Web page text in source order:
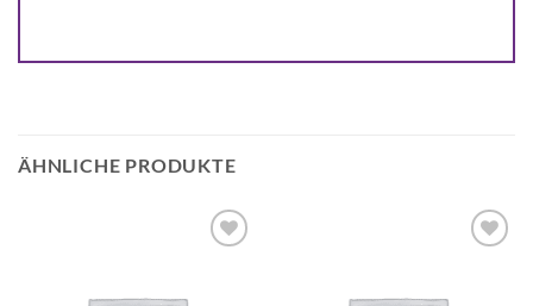
ÄHNLICHE PRODUKTE